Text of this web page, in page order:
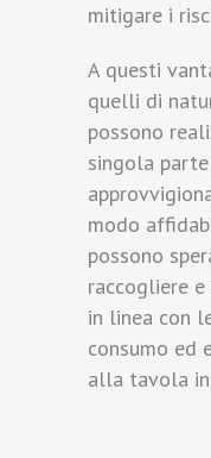
mitigare i
A questi
quelli di
possono
singola
modo
possono
raccogliere
in linea con
consumo ed
alla tavola